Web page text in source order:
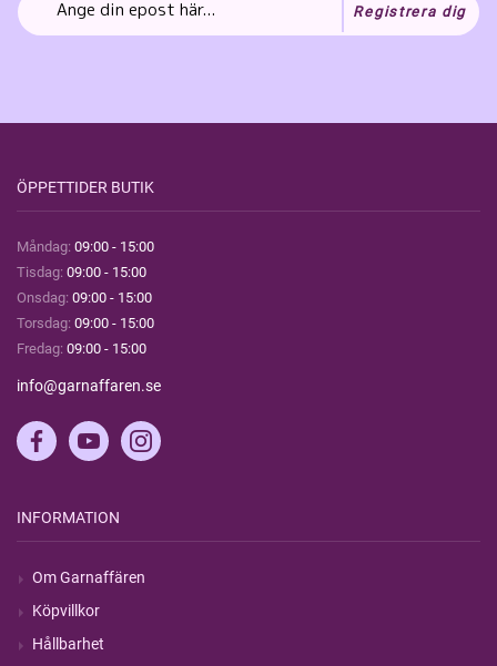
Registrera dig
ÖPPETTIDER BUTIK
Måndag: 09:00 - 15:00
Tisdag: 09:00 - 15:00
Onsdag: 09:00 - 15:00
Torsdag: 09:00 - 15:00
Fredag: 09:00 - 15:00
info@garnaffaren.se
INFORMATION
Om Garnaffären
Köpvillkor
Hållbarhet